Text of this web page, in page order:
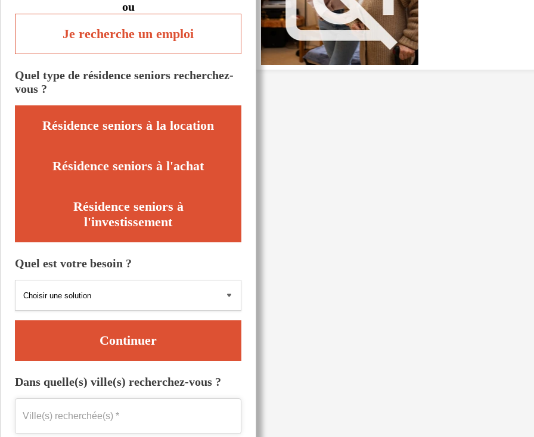
ou
Je recherche un emploi
Quel type de résidence seniors recherchez-
vous ?
Résidence seniors à la location
Résidence seniors à l'achat
Résidence seniors à
l'investissement
Quel est votre besoin ?
Continuer
Dans quelle(s) ville(s) recherchez-vous ?